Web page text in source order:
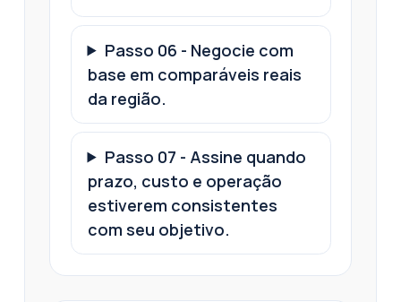
Passo 06 - Negocie com
base em comparáveis reais
da região.
Passo 07 - Assine quando
prazo, custo e operação
estiverem consistentes
com seu objetivo.